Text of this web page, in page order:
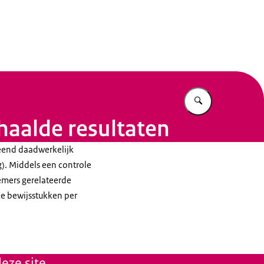
Vul in wat u
resultaten
daadwerkelijk
Middels een controle
gerelateerde
bewijsstukken per